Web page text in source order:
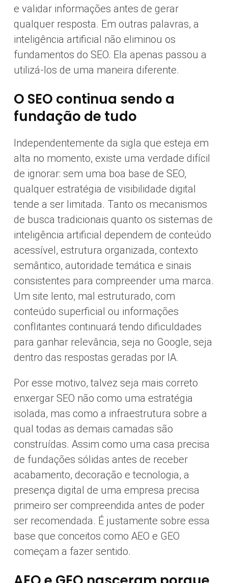
e validar informações antes de gerar
qualquer resposta. Em outras palavras, a
inteligência artificial não eliminou os
fundamentos do SEO. Ela apenas passou a
utilizá-los de uma maneira diferente.
O SEO continua sendo a
fundação de tudo
Independentemente da sigla que esteja em
alta no momento, existe uma verdade difícil
de ignorar: sem uma boa base de SEO,
qualquer estratégia de visibilidade digital
tende a ser limitada. Tanto os mecanismos
de busca tradicionais quanto os sistemas de
inteligência artificial dependem de conteúdo
acessível, estrutura organizada, contexto
semântico, autoridade temática e sinais
consistentes para compreender uma marca.
Um site lento, mal estruturado, com
conteúdo superficial ou informações
conflitantes continuará tendo dificuldades
para ganhar relevância, seja no Google, seja
dentro das respostas geradas por IA.
Por esse motivo, talvez seja mais correto
enxergar SEO não como uma estratégia
isolada, mas como a infraestrutura sobre a
qual todas as demais camadas são
construídas. Assim como uma casa precisa
de fundações sólidas antes de receber
acabamento, decoração e tecnologia, a
presença digital de uma empresa precisa
primeiro ser compreendida antes de poder
ser recomendada. É justamente sobre essa
base que conceitos como AEO e GEO
começam a fazer sentido.